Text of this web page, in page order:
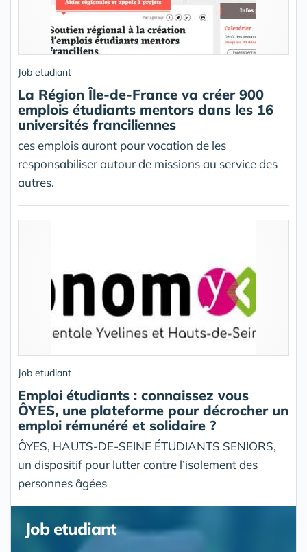
Job etudiant
La Région Île-de-France va créer 900
emplois étudiants mentors dans les 16
universités franciliennes
ces emplois auront pour vocation de les
responsabiliser autour de missions au service des
autres.
Job etudiant
Emploi étudiants : connaissez vous
ÔYES, une plateforme pour décrocher un
emploi rémunéré et solidaire ?
ÔYES, HAUTS-DE-SEINE ÉTUDIANTS SENIORS,
un dispositif pour lutter contre l’isolement des
personnes âgées
Job etudiant